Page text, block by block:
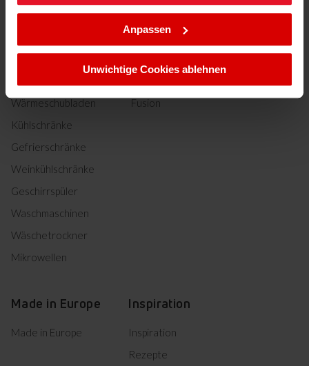
indem Sie die Cookie-Richtlinie .aufrufen.
Anpassen
Unwichtige Cookies ablehnen
Standherde
Backöfen
Wärmeschubladen
Kühlschränke
Gefrierschränke
Weinkühlschränke
Geschirrspüler
Waschmaschinen
Wäschetrockner
Mikrowellen
Stripe
X-Type
Fusion
Made in Europe
Made in Europe
Inspiration
Inspiration
Rezepte